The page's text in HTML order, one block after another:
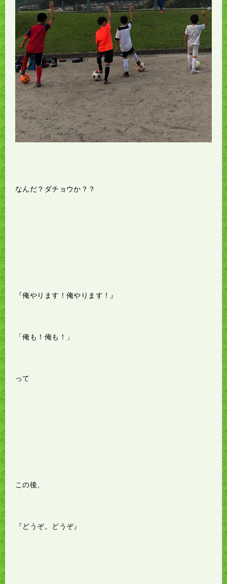
なんだ？ダチョウか？？
『俺やります！俺やります！』
「俺も！俺も！」
って
この後、
『どうぞ。どうぞ』